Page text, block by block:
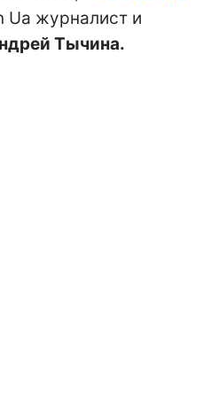
Ua журналист и
Тычина.